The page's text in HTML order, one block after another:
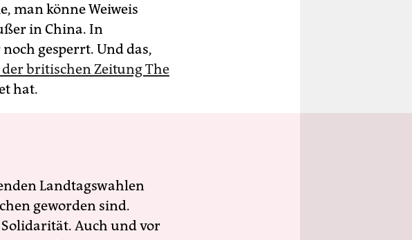
man könne Weiweis
in China. In
gesperrt. Und das,
britischen Zeitung The
hat.
Landtagswahlen
geworden sind.
Auch und vor